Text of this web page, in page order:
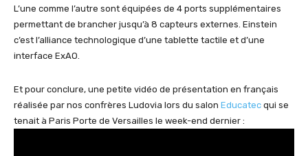
L’une comme l’autre sont équipées de 4 ports supplémentaires
permettant de brancher jusqu’à 8 capteurs externes. Einstein
c’est l’alliance technologique d’une tablette tactile et d’une
interface ExAO.
Et pour conclure, une petite vidéo de présentation en français
réalisée par nos confrères Ludovia lors du salon Educatec qui se
tenait à Paris Porte de Versailles le week-end dernier :